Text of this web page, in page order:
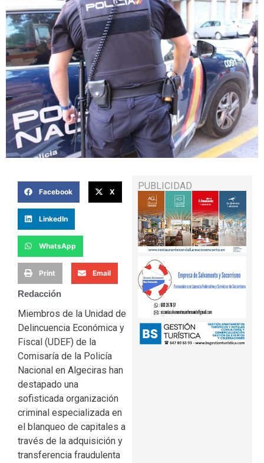
Facebook X
LinkedIn
WhatsApp
Print Email
Redacción
Miembros de la Unidad de
Delincuencia Económica y
Fiscal (UDEF) de la
Comisaría de la Policía
Nacional en Algeciras han
destapado una
sofisticada organización
criminal especializada en
el blanqueo de capitales a
través de la adquisición y
transferencia fraudulenta
PUBLICIDAD